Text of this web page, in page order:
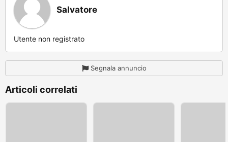
Salvatore
Utente non registrato
Segnala annuncio
Articoli correlati